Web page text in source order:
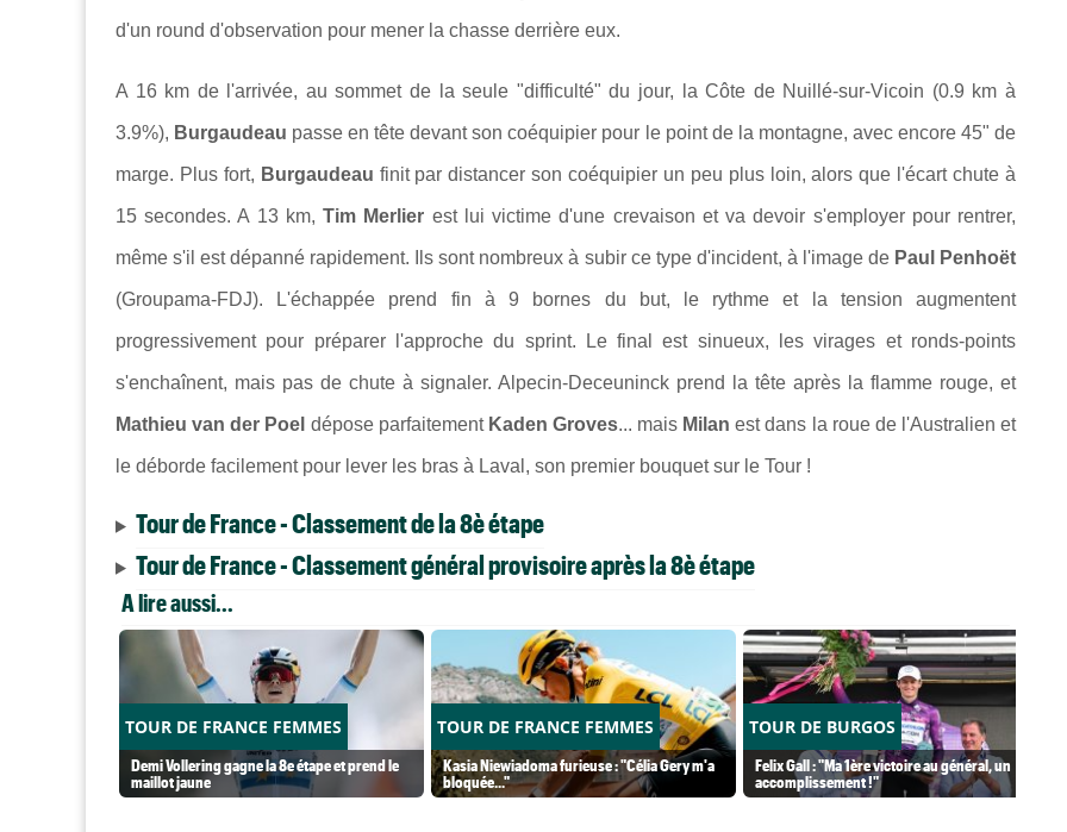
d'un round d'observation pour mener la chasse derrière eux.
A 16 km de l'arrivée, au sommet de la seule "difficulté" du jour, la Côte de Nuillé-sur-Vicoin (0.9 km à
3.9%), Burgaudeau passe en tête devant son coéquipier pour le point de la montagne, avec encore 45" de
marge. Plus fort, Burgaudeau finit par distancer son coéquipier un peu plus loin, alors que l'écart chute à
15 secondes. A 13 km,Tim Merlier est lui victime d'une crevaison et va devoir s'employer pour rentrer,
même s'il est dépanné rapidement. Ils sont nombreux à subir ce type d'incident, à l'image de Paul Penhoët
(Groupama-FDJ). L'échappée prend fin à 9 bornes du but, le rythme et la tension augmentent
progressivement pour préparer l'approche du sprint. Le final est sinueux, les virages et ronds-points
s'enchaînent, mais pas de chute à signaler. Alpecin-Deceuninck prend la tête après la flamme rouge, et
Mathieu van der Poel dépose parfaitement Kaden Groves... mais Milan est dans la roue de l'Australien et
le déborde facilement pour lever les bras à Laval, son premier bouquet sur le Tour !
Tour de France - Classement de la 8è étape
Tour de France - Classement général provisoire après la 8è étape
A lire aussi...
TOUR DE FRANCE FEMMES
Demi Vollering gagne la 8e étape et prend le
maillot jaune
TOUR DE FRANCE FEMMES
Kasia Niewiadoma furieuse : "Célia Gery m'a
bloquée..."
TOUR DE BURGOS
Felix Gall : "Ma 1ère victoire au général, un
accomplissement !"